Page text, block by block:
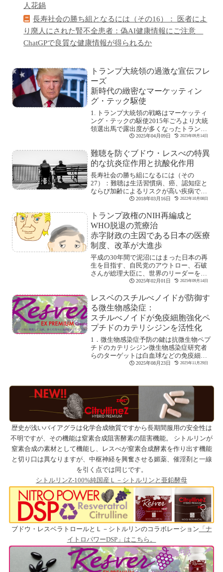
人花鍋
長寿社会の勝ち組となるには（その16）： 医者によ
り廃人にされた腎不全患者：偽AI健康情報にご注意
ChatGPで良質な健康情報が得られるか
トランプ大統領の過激な宣伝フレ
ーズ
新時代の緻密なマーケッティン
グ・テック駆使
1. トランプ大統領の戦略はマーケッティ
ング・テックの駆使2015年ごろより大統
領選出馬で露出度が多くなったトランプ
氏。[続きを読む]2025年04月09日 2025年09月14日
難聴を防ぐブドウ・レスべの特異
的な抗炎症作用と抗酸化作用
長寿社会の勝ち組になるには（その
27）：難聴は生活習慣病、癌、認知症と
ならび加齢によるリスクが高い疾病です
が発症する年齢[続きを読む]
2018年03月16日 2022年10月08日
トランプ政権のNIH再編成と
WHO脱退の荒療治
赤字財政の主因である日本の医療
制度、改革が大進歩
平成の30年間で泥沼にはまった日本の再
生を目指す、自民党のアウトロー、石破
さんが総理大臣に、世界のリーダーを自
認する元大[続きを読む]
2025年02月01日 2025年09月14日
レスベのスチルべノイドが防御す
る微生物感染症：
スチルべノイドが免疫細胞強化ペ
プチドのカテリシジンを活性化
1．微生物感染症予防の鍵は抗微生物ペプ
チドのカテリシジン微生物感染症研究者
らのターゲットは白血球などの免疫細胞
内に存在す[続きを読む]
2025年08月23日 2025年11月29日
歴史が浅いバイアグラは化学合成物質ですから長期間服用の安全性は
不明ですが、その機能は窒素合成阻害酵素の阻害機能。 シトルリンが
窒素合成の素材として機能し、レスべが窒素合成酵素を作り出す機能
と切り口は異なりますが、中枢神経を興奮させる媚薬、催淫剤と一線
を引く点では同じです。
シトルリンZ-100%純国産Ｌ－シトルリンと亜鉛酵母
ブドウ・レスベラトロールとＬ－シトルリンのコラボレーション 「ナ
イトロパワーDSP」はこちら。